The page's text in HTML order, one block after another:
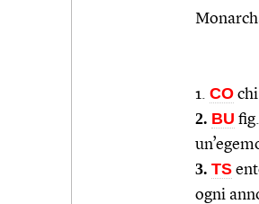
1. CO
2. BU
3. TS
ogni